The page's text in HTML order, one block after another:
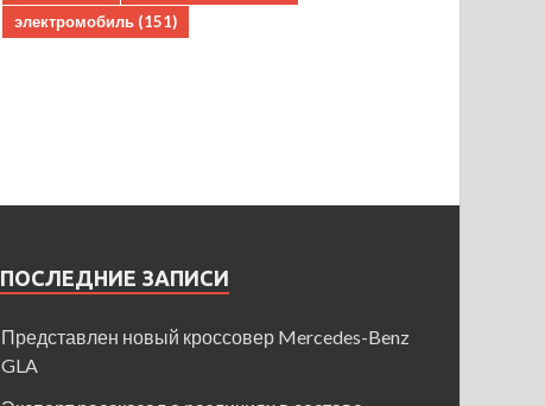
электромобиль (151)
ПОСЛЕДНИЕ ЗАПИСИ
Представлен новый кроссовер Mercedes-Benz
GLA